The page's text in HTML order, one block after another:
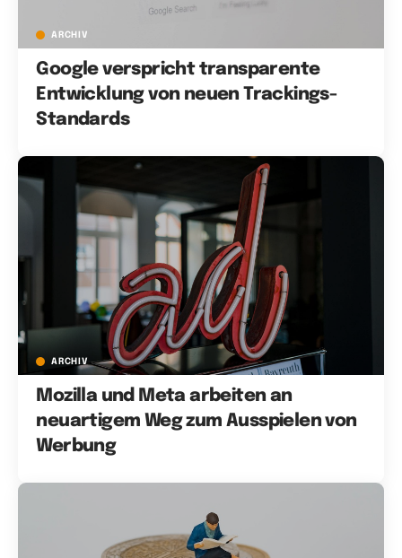
ARCHIV
Google verspricht transparente
Entwicklung von neuen Trackings-
Standards
ARCHIV
Mozilla und Meta arbeiten an
neuartigem Weg zum Ausspielen von
Werbung